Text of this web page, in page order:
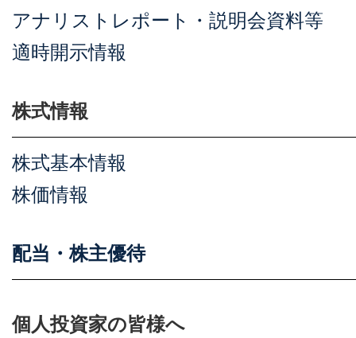
アナリストレポート・説明会資料等
適時開示情報
株式情報
株式基本情報
株価情報
配当・株主優待
個人投資家の皆様へ